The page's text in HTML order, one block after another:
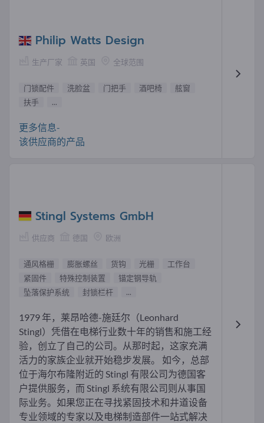
Philip Watts Design
生产厂家 英国 全球范围
门锁配件 洗脸盆 门把手 酒吧椅
舷窗
扶手
...
更多信息-
该供应商的产品
Stingl Systems GmbH
供应商 德国 欧洲
通风格栅 膨胀螺丝 货钩 光栅
工作台
紧固件
特殊控制装置
锚定钢导轨
坠落保护系统
封锁栏杆 ...
1979 年，莱昂哈德-施廷尔（Leonhard
Stingl）凭借在电梯行业数十年的销售和施工经
验，创立了自己的公司。从那时起，这家充满
活力的家族企业就开始稳步发展。 如今，总部
位于海尔布隆附近的 Stingl 有限公司为德国客
户提供服务，而 Stingl 系统有限公司则从事国
际业务。如果您正在寻找紧固技术和井道设备
专业领域的专家以及电梯制造部件一站式解决